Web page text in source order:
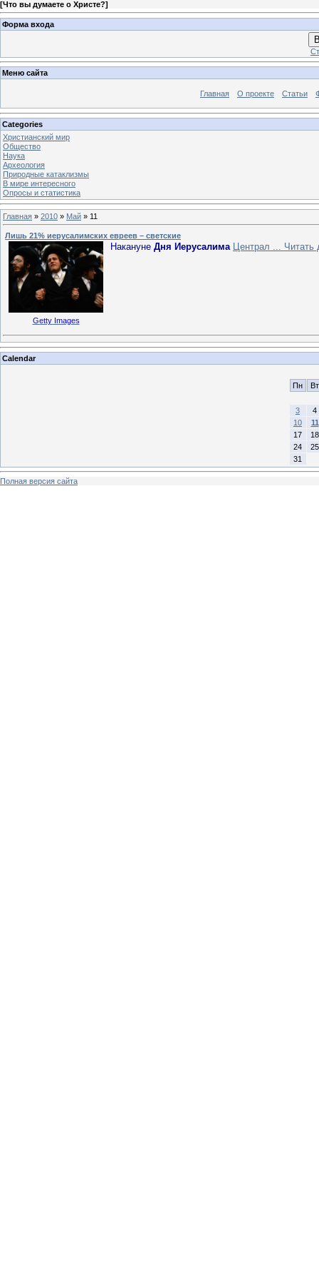
[Что вы думаете о Христе?]
Форма входа
Меню сайта
Главная О проекте Статьи
Categories
Христианский мир
Общество
Наука
Археология
Природные катаклизмы
В мире интересного
Опросы и статистика
Главная » 2010 » Май » 11
Лишь 21% иерусалимских евреев – светские
Getty Images
Накануне Дня Иерусалима Централ ... Читать
Calendar
Пн Вт
3
4
10
11
17
18
24
25
31
Полная версия сайта